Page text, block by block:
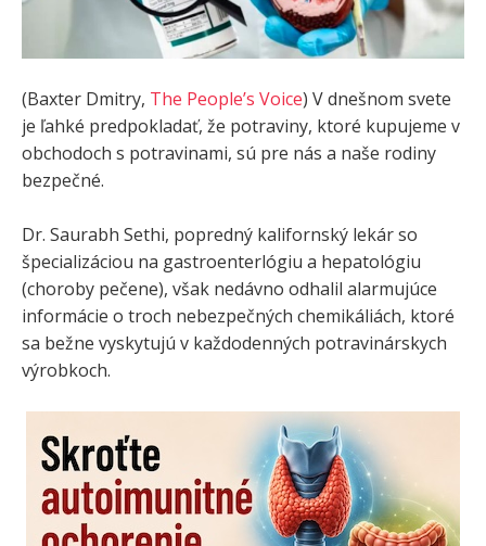
(Baxter Dmitry, The People’s Voice) V dnešnom svete
je ľahké predpokladať, že potraviny, ktoré kupujeme v
obchodoch s potravinami, sú pre nás a naše rodiny
bezpečné.
Dr. Saurabh Sethi, popredný kalifornský lekár so
špecializáciou na gastroenterlógiu a hepatológiu
(choroby pečene), však nedávno odhalil alarmujúce
informácie o troch nebezpečných chemikáliách, ktoré
sa bežne vyskytujú v každodenných potravinárskych
výrobkoch.